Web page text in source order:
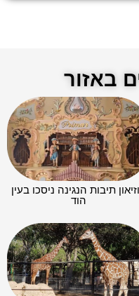
באזור
תיבות הנגינה ניסכו בעין
הוד